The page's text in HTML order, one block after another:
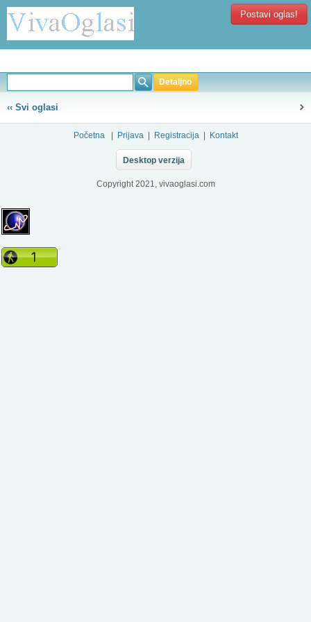
Postavi oglas!
Detaljno
‹‹ Svi oglasi
Početna Prijava Registracija Kontakt
Desktop verzija
Copyright 2021, vivaoglasi.com